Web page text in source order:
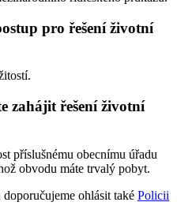
pro řešení životní
zahájit řešení životní
příslušnému obecnímu úřadu
obvodu máte trvalý pobyt.
ohlásit také Policii